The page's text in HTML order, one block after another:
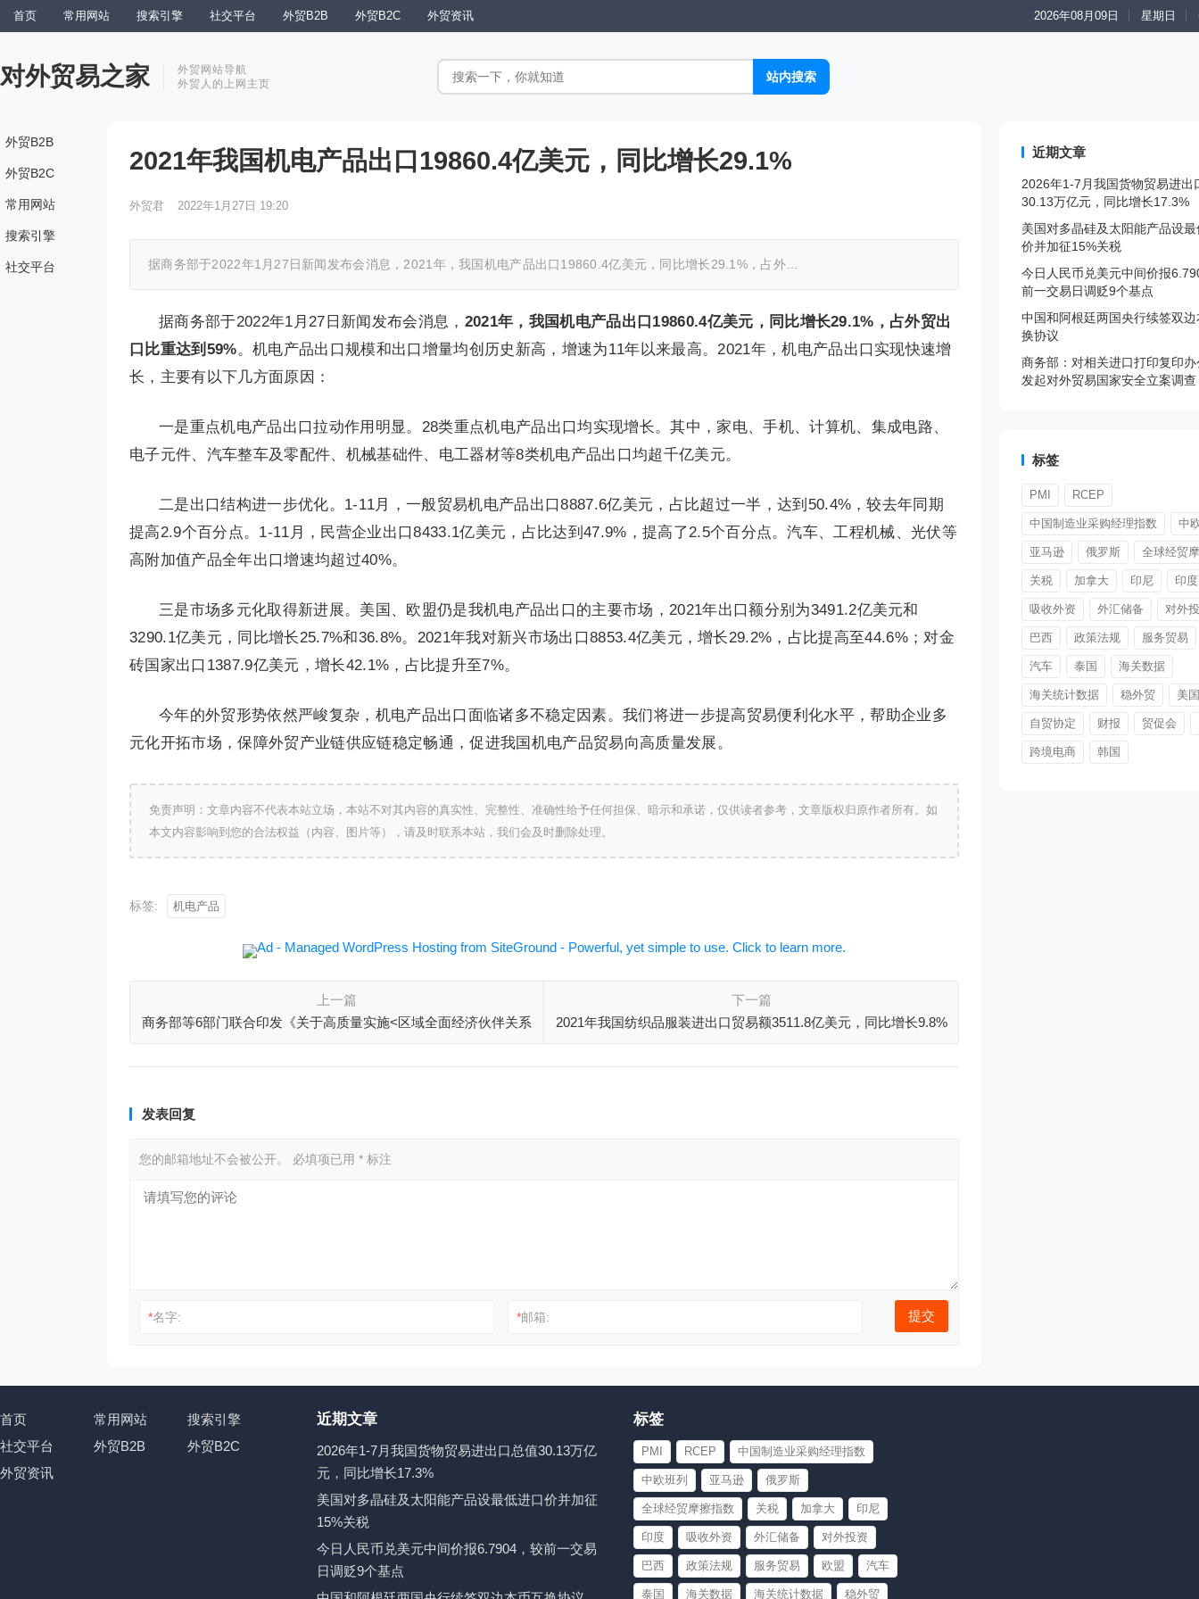
首页 常用网站 搜索引擎 社交平台 外贸B2B 外贸B2C 外贸资讯 2026年08月09日 星期日
对外贸易之家
外贸网站导航
外贸人的上网主页
外贸B2B
外贸B2C
常用网站
搜索引擎
社交平台
2021年我国机电产品出口19860.4亿美元，同比增长29.1%
外贸君 2022年1月27日 19:20
据商务部于2022年1月27日新闻发布会消息，2021年，我国机电产品出口19860.4亿美元，同比增长29.1%，占外…
据商务部于2022年1月27日新闻发布会消息， 2021年，我国机电产品出口19860.4亿美元，同比增长29.1%，占外贸出
口比重达到59%。机电产品出口规模和出口增量均创历史新高，增速为11年以来最高。2021年，机电产品出口实现快速增
长，主要有以下几方面原因：
一是重点机电产品出口拉动作用明显。28类重点机电产品出口均实现增长。其中，家电、手机、计算机、集成电路、
电子元件、汽车整车及零配件、机械基础件、电工器材等8类机电产品出口均超千亿美元。
二是出口结构进一步优化。1-11月，一般贸易机电产品出口8887.6亿美元，占比超过一半，达到50.4%，较去年同期
提高2.9个百分点。1-11月，民营企业出口8433.1亿美元，占比达到47.9%，提高了2.5个百分点。汽车、工程机械、光伏等
高附加值产品全年出口增速均超过40%。
三是市场多元化取得新进展。美国、欧盟仍是我机电产品出口的主要市场，2021年出口额分别为3491.2亿美元和
3290.1亿美元，同比增长25.7%和36.8%。2021年我对新兴市场出口8853.4亿美元，增长29.2%，占比提高至44.6%；对金
砖国家出口1387.9亿美元，增长42.1%，占比提升至7%。
今年的外贸形势依然严峻复杂，机电产品出口面临诸多不稳定因素。我们将进一步提高贸易便利化水平，帮助企业多
元化开拓市场，保障外贸产业链供应链稳定畅通，促进我国机电产品贸易向高质量发展。
免责声明：文章内容不代表本站立场，本站不对其内容的真实性、完整性、准确性给予任何担保、暗示和承诺，仅供读者参考，文章版权归原作者所有。如
本文内容影响到您的合法权益（内容、图片等），请及时联系本站，我们会及时删除处理。
标签: 机电产品
上一篇
商务部等6部门联合印发《关于高质量实施<区域全面经济伙伴关系
下一篇
2021年我国纺织品服装进出口贸易额3511.8亿美元，同比增长9.8%
发表回复
您的邮箱地址不会被公开。 必填项已用 * 标注
*名字: *邮箱:
近期文章
2026年1-7月我国货物贸易进出
30.13万亿元，同比增长17.3%
美国对多晶硅及太阳能产品设
价并加征15%关税
今日人民币兑美元中间价报
前一交易日调贬9个基点
中国和阿根廷两国央行续签双
换协议
商务部：对相关进口打印复印
发起对外贸易国家安全立案调查
标签
PMI RCEP
中国制造业采购经理指数 中
亚马逊 俄罗斯 全球经贸
关税 加拿大 印尼 印度
吸收外资 外汇储备 对外
巴西 政策法规 服务贸易
汽车 泰国 海关数据
海关统计数据 稳外贸 美国
自贸协定 财报 贸促会
跨境电商 韩国
首页 常用网站
搜索引擎
社交平台
外贸B2B
外贸B2C
外贸资讯
近期文章
2026年1-7月我国货物贸易进出口总值30.13万亿
元，同比增长17.3%
美国对多晶硅及太阳能产品设最低进口价并加征
15%关税
今日人民币兑美元中间价报6.7904，较前一交易
日调贬9个基点
标签
PMI RCEP 中国制造业采购经理指数
中欧班列 亚马逊 俄罗斯
全球经贸摩擦指数 关税 加拿大 印尼
印度 吸收外资 外汇储备 对外投资
巴西 政策法规 服务贸易 欧盟 汽车
泰国 海关数据 海关统计数据 稳外贸